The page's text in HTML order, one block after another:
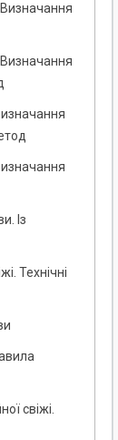
Із
Технічні
свіжі.